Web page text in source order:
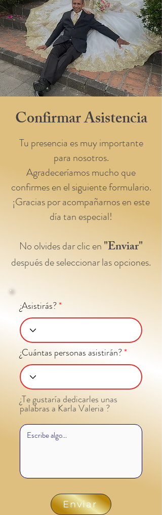
Confirmar Asistencia
Tu presencia es muy importante
para nosotros.
Agradeceríamos mucho que
confirmes en el siguiente formulario.
¡Gracias por acompañarnos en este
día tan especial!
No olvides dar clic en "Enviar"
después de seleccionar las opciones.
¿Asistirás?
¿Cuántas personas asistirán?
¿Te gustaría dedicarles unas
palabras a Karla Valeria ?
Enviar